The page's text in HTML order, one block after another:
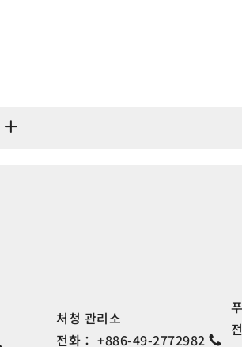
처청 관리소
전화： +886-49-2772982